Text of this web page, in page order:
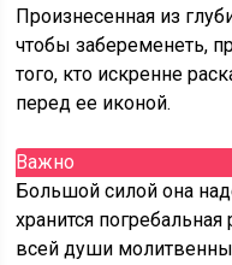
Произнесенная из
чтобы забеременеть,
того, кто искренне
перед ее иконой.
Важно
Большой силой она
хранится
всей души